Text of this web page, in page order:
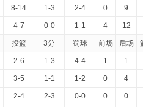
8-14 1-3 2-4 0 9
4-7 0-0 1-1 4 12
投篮 3分 罚球 前场 后场
2-6 1-3 4-4 1 1
3-5 1-1 1-2 0 4
2-4 2-3 0-0 0 0